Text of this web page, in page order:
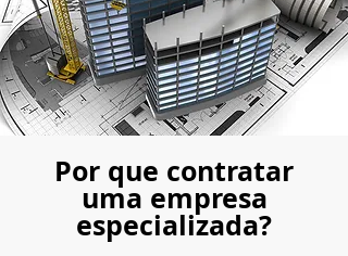
Por que contratar
uma empresa
especializada?